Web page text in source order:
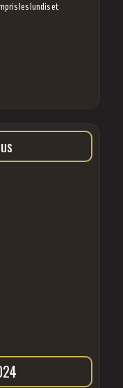
les lundis et